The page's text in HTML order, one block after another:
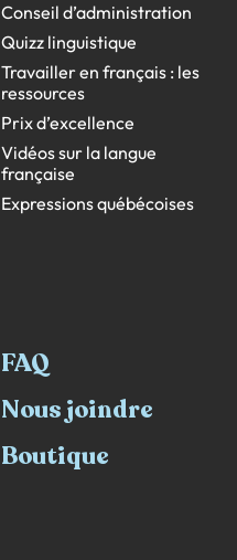
Conseil d’administration
Quizz linguistique
Travailler en français : les
ressources
Prix d’excellence
Vidéos sur la langue
française
Expressions québécoises
FAQ
Nous joindre
Boutique